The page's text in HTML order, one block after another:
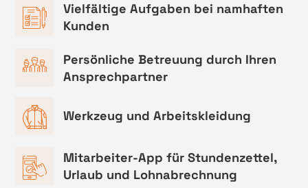
Vielfältige Aufgaben bei namhaften
Kunden
Persönliche Betreuung durch Ihren
Ansprechpartner
Werkzeug und Arbeitskleidung
Mitarbeiter-App für Stundenzettel,
Urlaub und Lohnabrechnung